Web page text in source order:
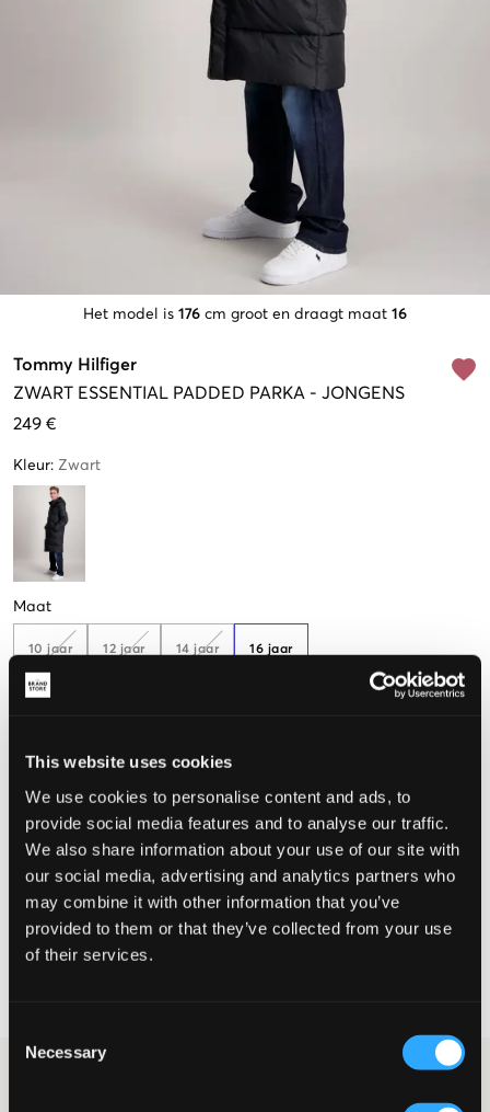
This website uses cookies
We use cookies to personalise content and ads, to
provide social media features and to analyse our traffic.
We also share information about your use of our site with
our social media, advertising and analytics partners who
may combine it with other information that you’ve
provided to them or that they’ve collected from your use
of their services.
Selection
Necessary
Het model is 176 cm groot en draagt maat 16
Tommy Hilfiger
ZWART ESSENTIAL PADDED PARKA - JONGENS
249 €
Kleur: Zwart
Maat
10 jaar 12 jaar 14 jaar 16 jaar
De maat lijkt
Te klein Perfect
MAATTABEL
KIES EEN MAAT
Snelle levering